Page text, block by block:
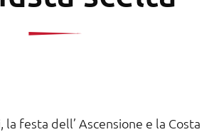
la festa dell’ Ascensione e la Costa